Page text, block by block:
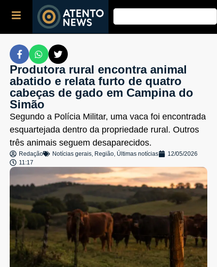
Produtora rural encontra animal
abatido e relata furto de quatro
cabeças de gado em Campina do
Simão
Segundo a Polícia Militar, uma vaca foi encontrada
esquartejada dentro da propriedade rural. Outros
três animais seguem desaparecidos.
Redação Notícias gerais, Região, Últimas notícias
12/05/2026
11:17